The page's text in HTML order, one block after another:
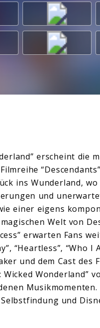
erscheint die
ins Wunderland, wo
und
einer eigens
Welt von
erwarten Fans
“Heartless”, “Who I
und dem Cast des
Wonderland”
Musikmomenten.
und